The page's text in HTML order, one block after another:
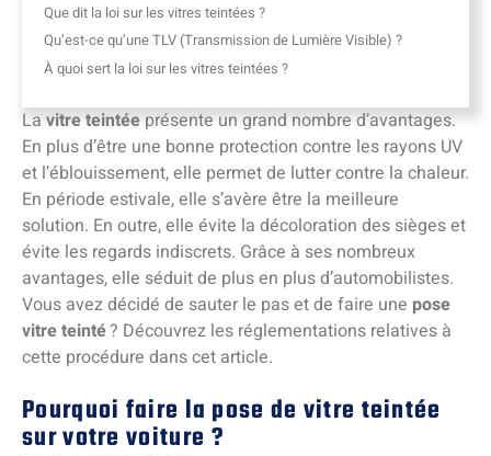
Que dit la loi sur les vitres teintées ?
Qu’est-ce qu’une TLV (Transmission de Lumière Visible) ?
À quoi sert la loi sur les vitres teintées ?
Lavitre teintéeprésente un grand nombre d’avantages.
En plus d’être une bonne protection contre les rayons UV
et l’éblouissement, elle permet de lutter contre la chaleur.
En période estivale, elle s’avère être la meilleure
solution. En outre, elle évite la décoloration des sièges et
évite les regards indiscrets. Grâce à ses nombreux
avantages, elle séduit de plus en plus d’automobilistes.
Vous avez décidé de sauter le pas et de faire une pose
vitre teinté? Découvrez les réglementations relatives à
cette procédure dans cet article.
Pourquoi faire la pose de vitre teintée
sur votre voiture ?